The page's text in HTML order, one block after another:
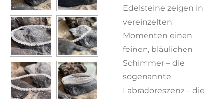
Edelsteine zeigen in
vereinzelten
Momenten einen
feinen, bläulichen
Schimmer – die
sogenannte
Labradoreszenz – die